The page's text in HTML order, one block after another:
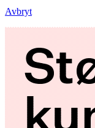
Avbryt